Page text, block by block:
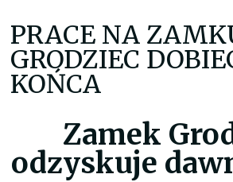
PRACE NA
GRODZIEC
KOŃCA
Zamek
odzyskuje